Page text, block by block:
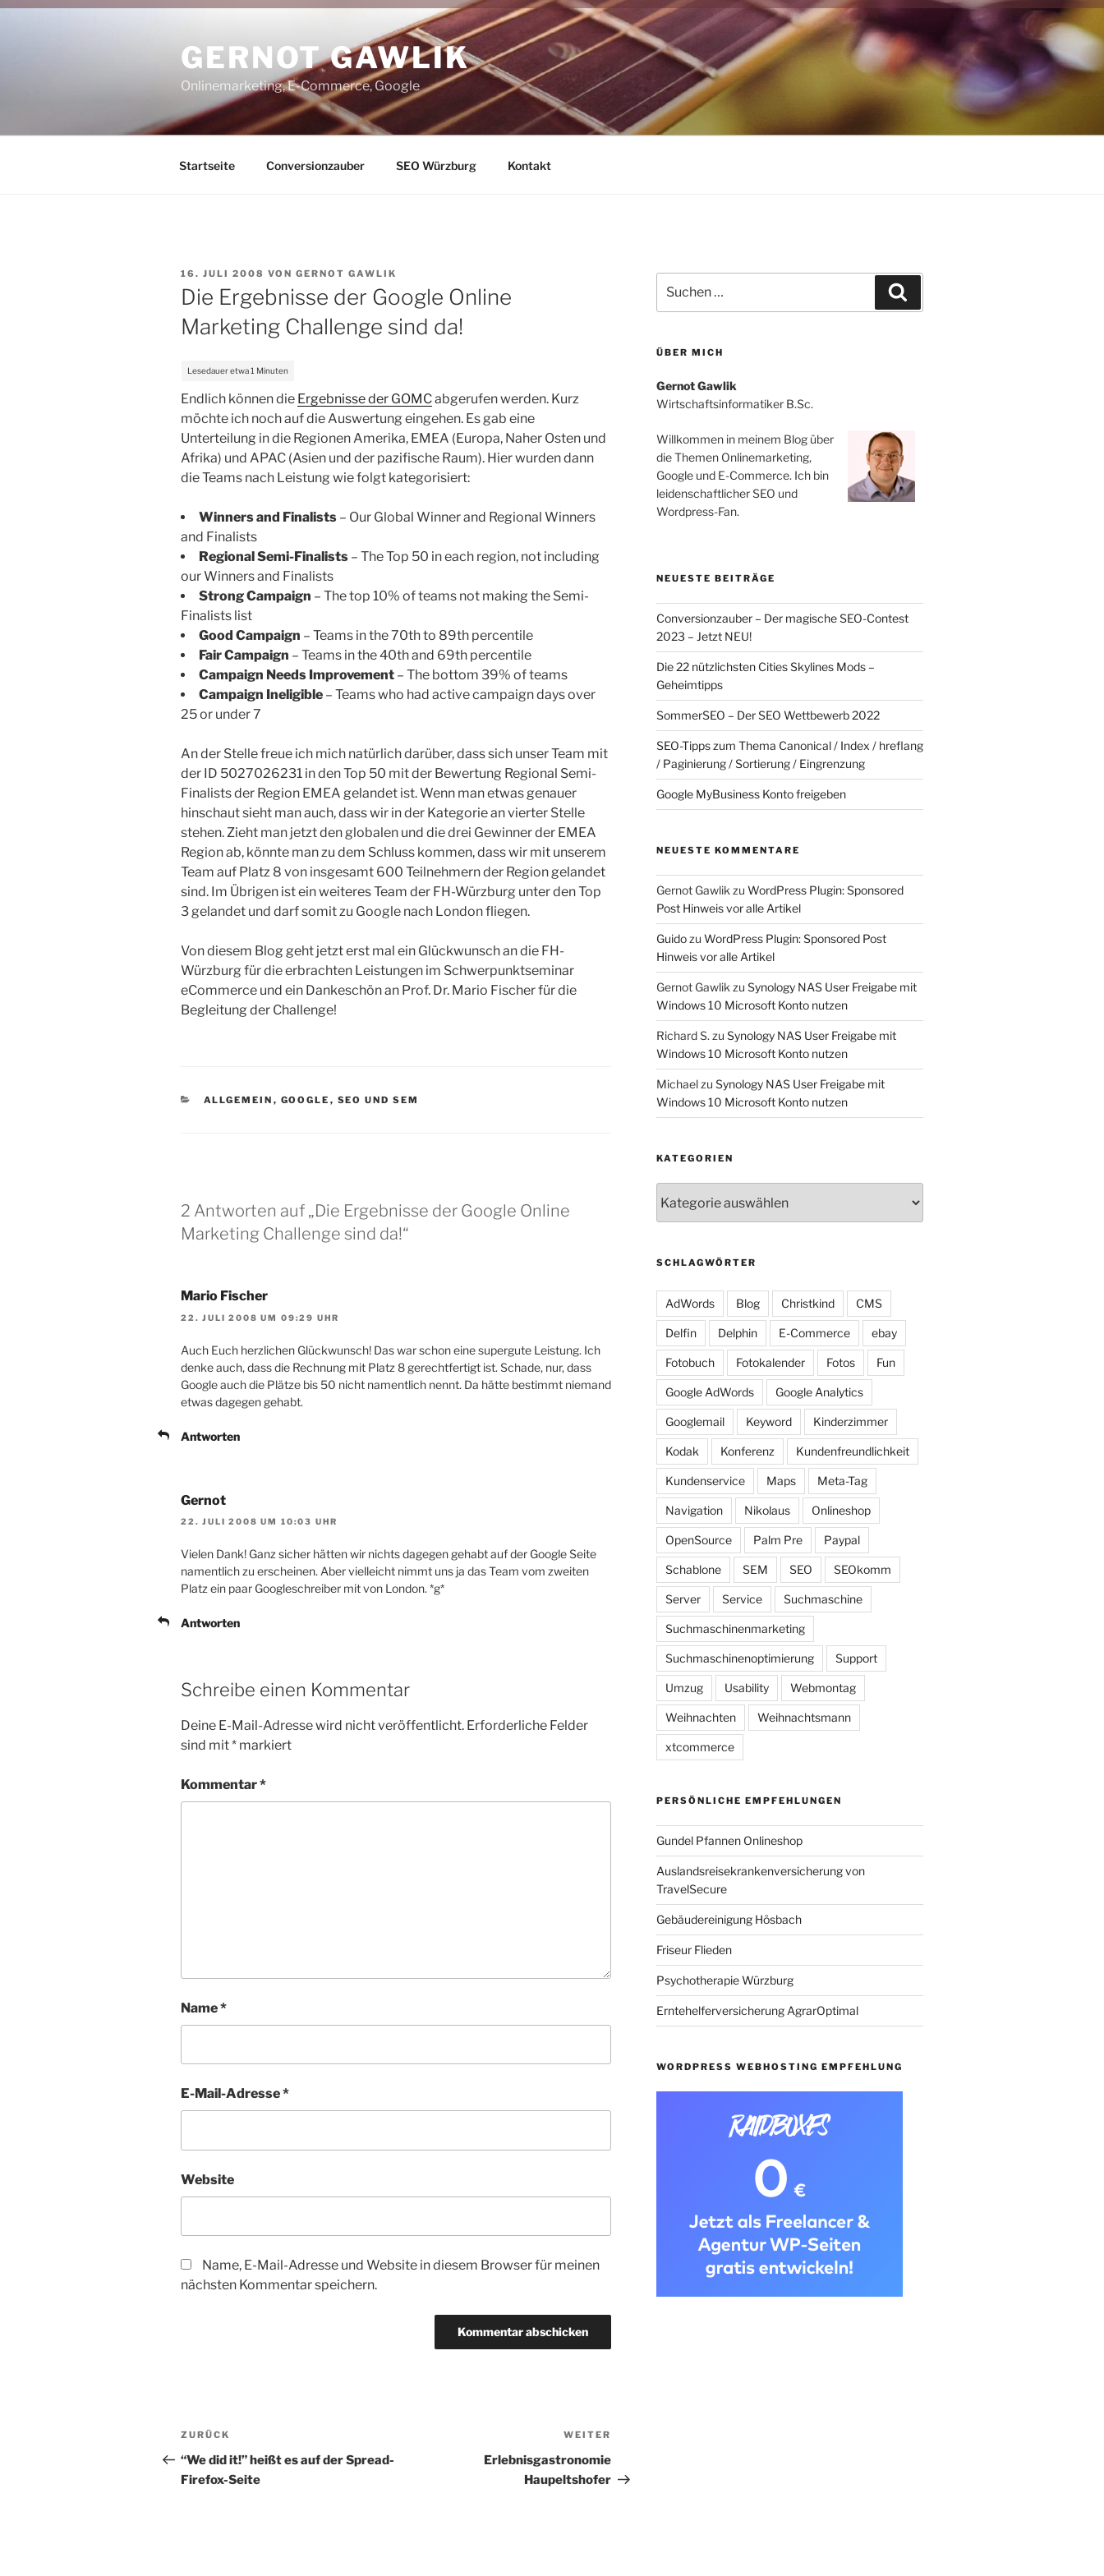
Zum
GERNOT GAWLIK
Onlinemarketing, E-Commerce, Google
Startseite Conversionzauber SEO Würzburg Kontakt
VERÖFFENTLICHT
AM
16. JULI 2008 VON GERNOT GAWLIK
Die Ergebnisse der Google Online
Marketing Challenge sind da!
Endlich können die Ergebnisse der GOMCabgerufen werden. Kurz
möchte ich noch auf die Auswertung eingehen. Es gab eine
Unterteilung in die Regionen Amerika, EMEA (Europa, Naher Osten und
Afrika) und APAC (Asien und der pazifische Raum). Hier wurden dann
die Teams nach Leistung wie folgt kategorisiert:
Winners and Finalists – Our Global Winner and Regional Winners
and Finalists
Regional Semi-Finalists – The Top 50 in each region, not including
our Winners and Finalists
Strong Campaign – The top 10% of teams not making the Semi-
Finalists list
Good Campaign – Teams in the 70th to 89th percentile
Fair Campaign – Teams in the 40th and 69th percentile
Campaign Needs Improvement – The bottom 39% of teams
Campaign Ineligible – Teams who had active campaign days over
25 or under 7
An der Stelle freue ich mich natürlich darüber, dass sich unser Team mit
der ID 5027026231 in den Top 50 mit der Bewertung Regional Semi-
Finalists der Region EMEA gelandet ist. Wenn man etwas genauer
hinschaut sieht man auch, dass wir in der Kategorie an vierter Stelle
stehen. Zieht man jetzt den globalen und die drei Gewinner der EMEA
Region ab, könnte man zu dem Schluss kommen, dass wir mit unserem
Team auf Platz 8 von insgesamt 600 Teilnehmern der Region gelandet
sind. Im Übrigen ist ein weiteres Team der FH-Würzburg unter den Top
3 gelandet und darf somit zu Google nach London fliegen.
Von diesem Blog geht jetzt erst mal ein Glückwunsch an die FH-
Würzburg für die erbrachten Leistungen im Schwerpunktseminar
eCommerce und ein Dankeschön an Prof. Dr. Mario Fischer für die
Begleitung der Challenge!
KATEGORIEN
ALLGEMEIN , GOOGLE , SEO UND SEM
2 Antworten auf „Die Ergebnisse der Google Online
Marketing Challenge sind da!“
Mario Fischer
22. JULI 2008 UM 09:29 UHR
Auch Euch herzlichen Glückwunsch! Das war schon eine supergute Leistung. Ich
denke auch, dass die Rechnung mit Platz 8 gerechtfertigt ist. Schade, nur, dass
Google auch die Plätze bis 50 nicht namentlich nennt. Da hätte bestimmt niemand
etwas dagegen gehabt.
Antworten
Gernot
22. JULI 2008 UM 10:03 UHR
Vielen Dank! Ganz sicher hätten wir nichts dagegen gehabt auf der Google Seite
namentlich zu erscheinen. Aber vielleicht nimmt uns ja das Team vom zweiten
Platz ein paar Googleschreiber mit von London. *g*
Antworten
Schreibe einen Kommentar
Deine E-Mail-Adresse wird nicht veröffentlicht. Erforderliche Felder
sind mit* markiert
Kommentar*
Name*
E-Mail-Adresse*
Website
Name, E-Mail-Adresse und Website in diesem Browser für meinen
nächsten Kommentar speichern.
Beitragsnavigation
Vorheriger
Beitrag
ZURÜCK
“We did it!” heißt es auf der Spread-
Firefox-Seite
Beitrag
WEITER
Erlebnisgastronomie
Haupeltshofer
nach:
ÜBER MICH
Gernot Gawlik
Wirtschaftsinformatiker B.Sc.
Willkommen in meinem Blog über
die Themen Onlinemarketing,
Google und E-Commerce. Ich bin
leidenschaftlicher SEO und
Wordpress-Fan.
NEUESTE BEITRÄGE
Conversionzauber – Der magische SEO-Contest
2023 – Jetzt NEU!
Die 22 nützlichsten Cities Skylines Mods –
Geheimtipps
SommerSEO – Der SEO Wettbewerb 2022
SEO-Tipps zum Thema Canonical / Index / hreflang
/ Paginierung / Sortierung / Eingrenzung
Google MyBusiness Konto freigeben
NEUESTE KOMMENTARE
Gernot Gawlik zu WordPress Plugin: Sponsored
Post Hinweis vor alle Artikel
Guidozu WordPress Plugin: Sponsored Post
Hinweis vor alle Artikel
Gernot Gawlik zu Synology NAS User Freigabe mit
Windows 10 Microsoft Konto nutzen
Richard S. zu Synology NAS User Freigabe mit
Windows 10 Microsoft Konto nutzen
Michaelzu Synology NAS User Freigabe mit
Windows 10 Microsoft Konto nutzen
KATEGORIEN
SCHLAGWÖRTER
AdWords Blog Christkind CMS
Delfin Delphin E-Commerce ebay
Fotobuch Fotokalender Fotos Fun
Google AdWords Google Analytics
Googlemail Keyword Kinderzimmer
Kodak Konferenz Kundenfreundlichkeit
Kundenservice Maps Meta-Tag
Navigation Nikolaus Onlineshop
OpenSource Palm Pre Paypal
Schablone SEM SEO SEOkomm
Server Service Suchmaschine
Suchmaschinenmarketing
Suchmaschinenoptimierung Support
Umzug Usability Webmontag
Weihnachten Weihnachtsmann
xtcommerce
PERSÖNLICHE EMPFEHLUNGEN
Gundel Pfannen Onlineshop
Auslandsreisekrankenversicherung von
TravelSecure
Gebäudereinigung Hösbach
Friseur Flieden
Psychotherapie Würzburg
Erntehelferversicherung AgrarOptimal
WORDPRESS WEBHOSTING EMPFEHLUNG